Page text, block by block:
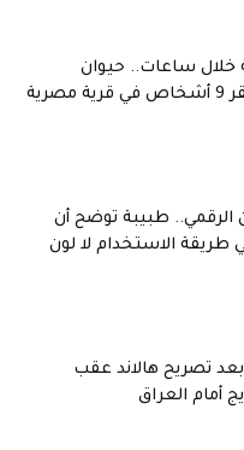
خلال ساعات.. حيوان
الرقمي.. طبيبة توضح أن
طريقة الاستخدام لا لون
تصريح هالاند عقب
أمام العراق